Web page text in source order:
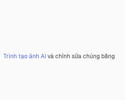
Trình tạo ảnh AIvà chỉnh sửa chúng bằng